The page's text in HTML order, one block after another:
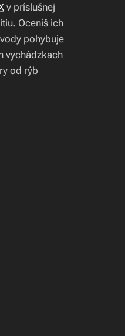
v príslušnej
Oceníš ich
pohybuje
vychádzkach
od rýb